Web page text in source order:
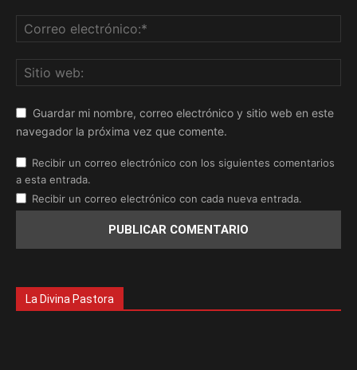
Guardar mi nombre, correo electrónico y sitio web en este
navegador la próxima vez que comente.
Recibir un correo electrónico con los siguientes comentarios
a esta entrada.
Recibir un correo electrónico con cada nueva entrada.
La Divina Pastora